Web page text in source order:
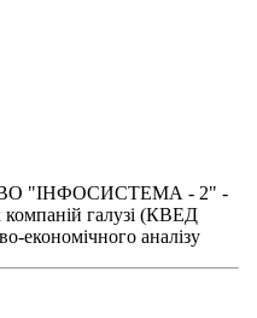
"ІНФОСИСТЕМА - 2" -
галузі (КВЕД
економічного аналізу